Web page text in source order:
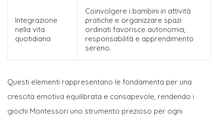
Integrazione
nella vita
quotidiana
Coinvolgere i bambini in attività
pratiche e organizzare spazi
ordinati favorisce autonomia,
responsabilità e apprendimento
sereno.
Questi elementi rappresentano le fondamenta per una
crescita emotiva equilibrata e consapevole, rendendo i
giochi Montessori uno strumento prezioso per ogni